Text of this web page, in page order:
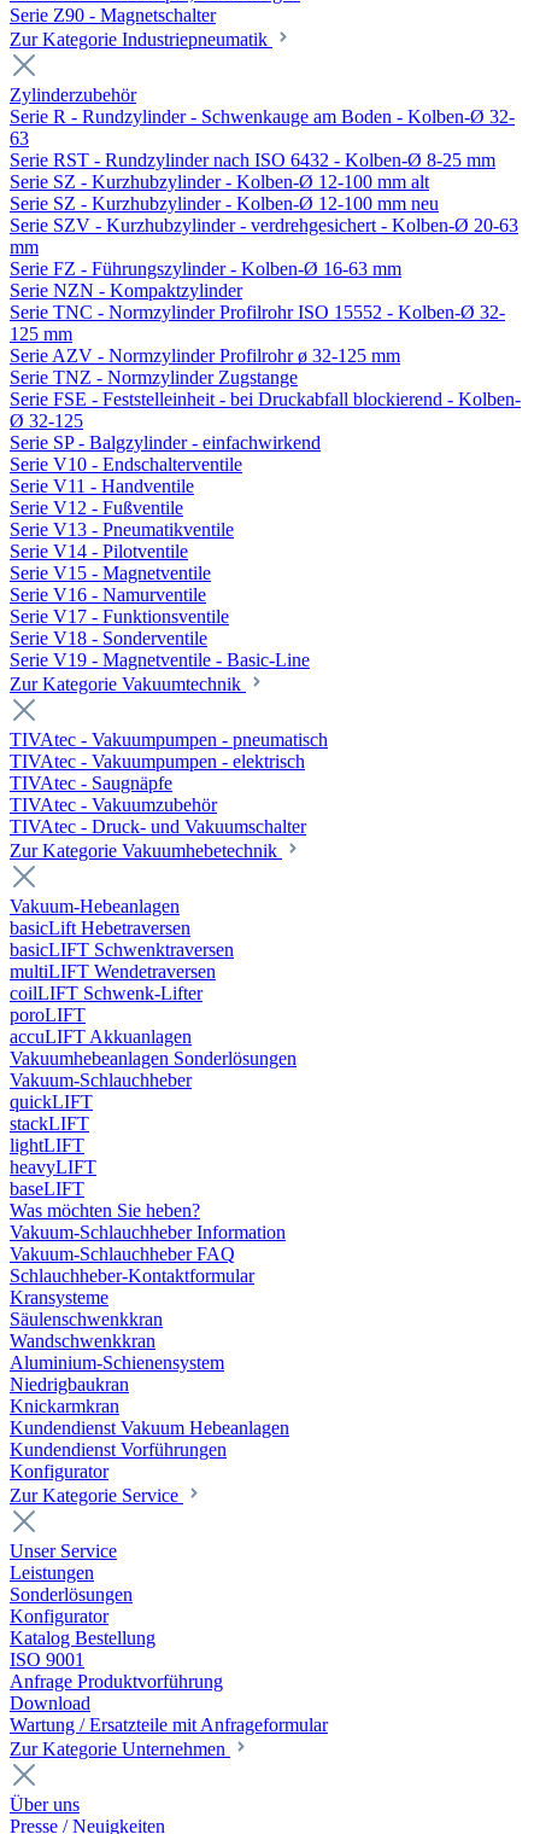
Serie Z90 - Magnetschalter
Zur Kategorie Industriepneumatik
Zylinderzubehör
Serie R - Rundzylinder - Schwenkauge am Boden - Kolben-Ø 32-
63
Serie RST - Rundzylinder nach ISO 6432 - Kolben-Ø 8-25 mm
Serie SZ - Kurzhubzylinder - Kolben-Ø 12-100 mm alt
Serie SZ - Kurzhubzylinder - Kolben-Ø 12-100 mm neu
Serie SZV - Kurzhubzylinder - verdrehgesichert - Kolben-Ø 20-63
mm
Serie FZ - Führungszylinder - Kolben-Ø 16-63 mm
Serie NZN - Kompaktzylinder
Serie TNC - Normzylinder Profilrohr ISO 15552 - Kolben-Ø 32-
125 mm
Serie AZV - Normzylinder Profilrohr ø 32-125 mm
Serie TNZ - Normzylinder Zugstange
Serie FSE - Feststelleinheit - bei Druckabfall blockierend - Kolben-
Ø 32-125
Serie SP - Balgzylinder - einfachwirkend
Serie V10 - Endschalterventile
Serie V11 - Handventile
Serie V12 - Fußventile
Serie V13 - Pneumatikventile
Serie V14 - Pilotventile
Serie V15 - Magnetventile
Serie V16 - Namurventile
Serie V17 - Funktionsventile
Serie V18 - Sonderventile
Serie V19 - Magnetventile - Basic-Line
Zur Kategorie Vakuumtechnik
TIVAtec - Vakuumpumpen - pneumatisch
TIVAtec - Vakuumpumpen - elektrisch
TIVAtec - Saugnäpfe
TIVAtec - Vakuumzubehör
TIVAtec - Druck- und Vakuumschalter
Zur Kategorie Vakuumhebetechnik
Vakuum-Hebeanlagen
basicLift Hebetraversen
basicLIFT Schwenktraversen
multiLIFT Wendetraversen
coilLIFT Schwenk-Lifter
poroLIFT
accuLIFT Akkuanlagen
Vakuumhebeanlagen Sonderlösungen
Vakuum-Schlauchheber
quickLIFT
stackLIFT
lightLIFT
heavyLIFT
baseLIFT
Was möchten Sie heben?
Vakuum-Schlauchheber Information
Vakuum-Schlauchheber FAQ
Schlauchheber-Kontaktformular
Kransysteme
Säulenschwenkkran
Wandschwenkkran
Aluminium-Schienensystem
Niedrigbaukran
Knickarmkran
Kundendienst Vakuum Hebeanlagen
Kundendienst Vorführungen
Konfigurator
Zur Kategorie Service
Unser Service
Leistungen
Sonderlösungen
Konfigurator
Katalog Bestellung
ISO 9001
Anfrage Produktvorführung
Download
Wartung / Ersatzteile mit Anfrageformular
Zur Kategorie Unternehmen
Über uns
Presse / Neuigkeiten